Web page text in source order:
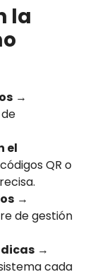
la
→
el
QR o
→
de gestión
→
cada